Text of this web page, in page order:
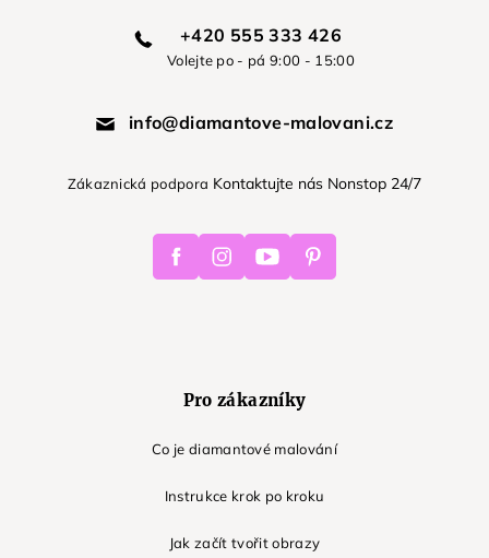
+420 555 333 426
Volejte po - pá 9:00 - 15:00
info@diamantove-malovani.cz
Zákaznická podpora Kontaktujte nás Nonstop 24/7
FacebookInstagramYoutube Pinterest
Pro zákazníky
Co je diamantové malování
Instrukce krok po kroku
Jak začít tvořit obrazy